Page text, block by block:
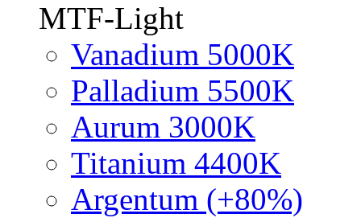
MTF-Light
Vanadium 5000K
Palladium 5500K
Aurum 3000K
Titanium 4400K
Argentum (+80%)